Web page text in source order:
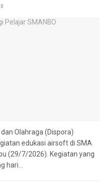
0
Olahraga (Dispora)
edukasi airsoft di SMA
(29/7/2026). Kegiatan yang
hari...